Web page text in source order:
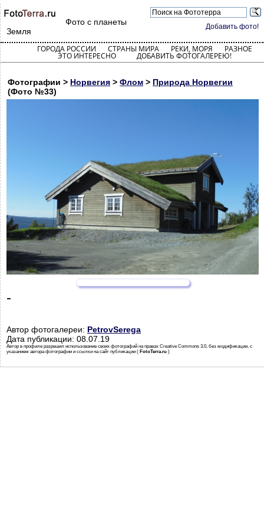
Добавить фото!
Фото с планеты
Земля
ГОРОДА РОССИИ СТРАНЫ МИРА РЕКИ, МОРЯ РАЗНОЕ
ЭТО ИНТЕРЕСНО ДОБАВИТЬ ФОТОГАЛЕРЕЮ!
Фотографии > Норвегия > Флом > Природа Норвегии
(Фото №33)
-
Автор фотогалереи: PetrovSerega
Дата публикации: 08.07.19
Автор в профиле разрешил использование своих фотографий на правах Creative Commons 3.0, без модификации, с
указанием автора фотографии и ссылки на сайт публикации ( FotoTerra.ru )